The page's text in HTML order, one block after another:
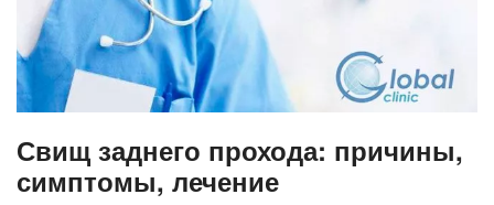
Свищ заднего прохода: причины,
симптомы, лечение